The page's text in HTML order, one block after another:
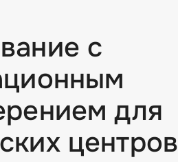
в
любимых
с
для
центров